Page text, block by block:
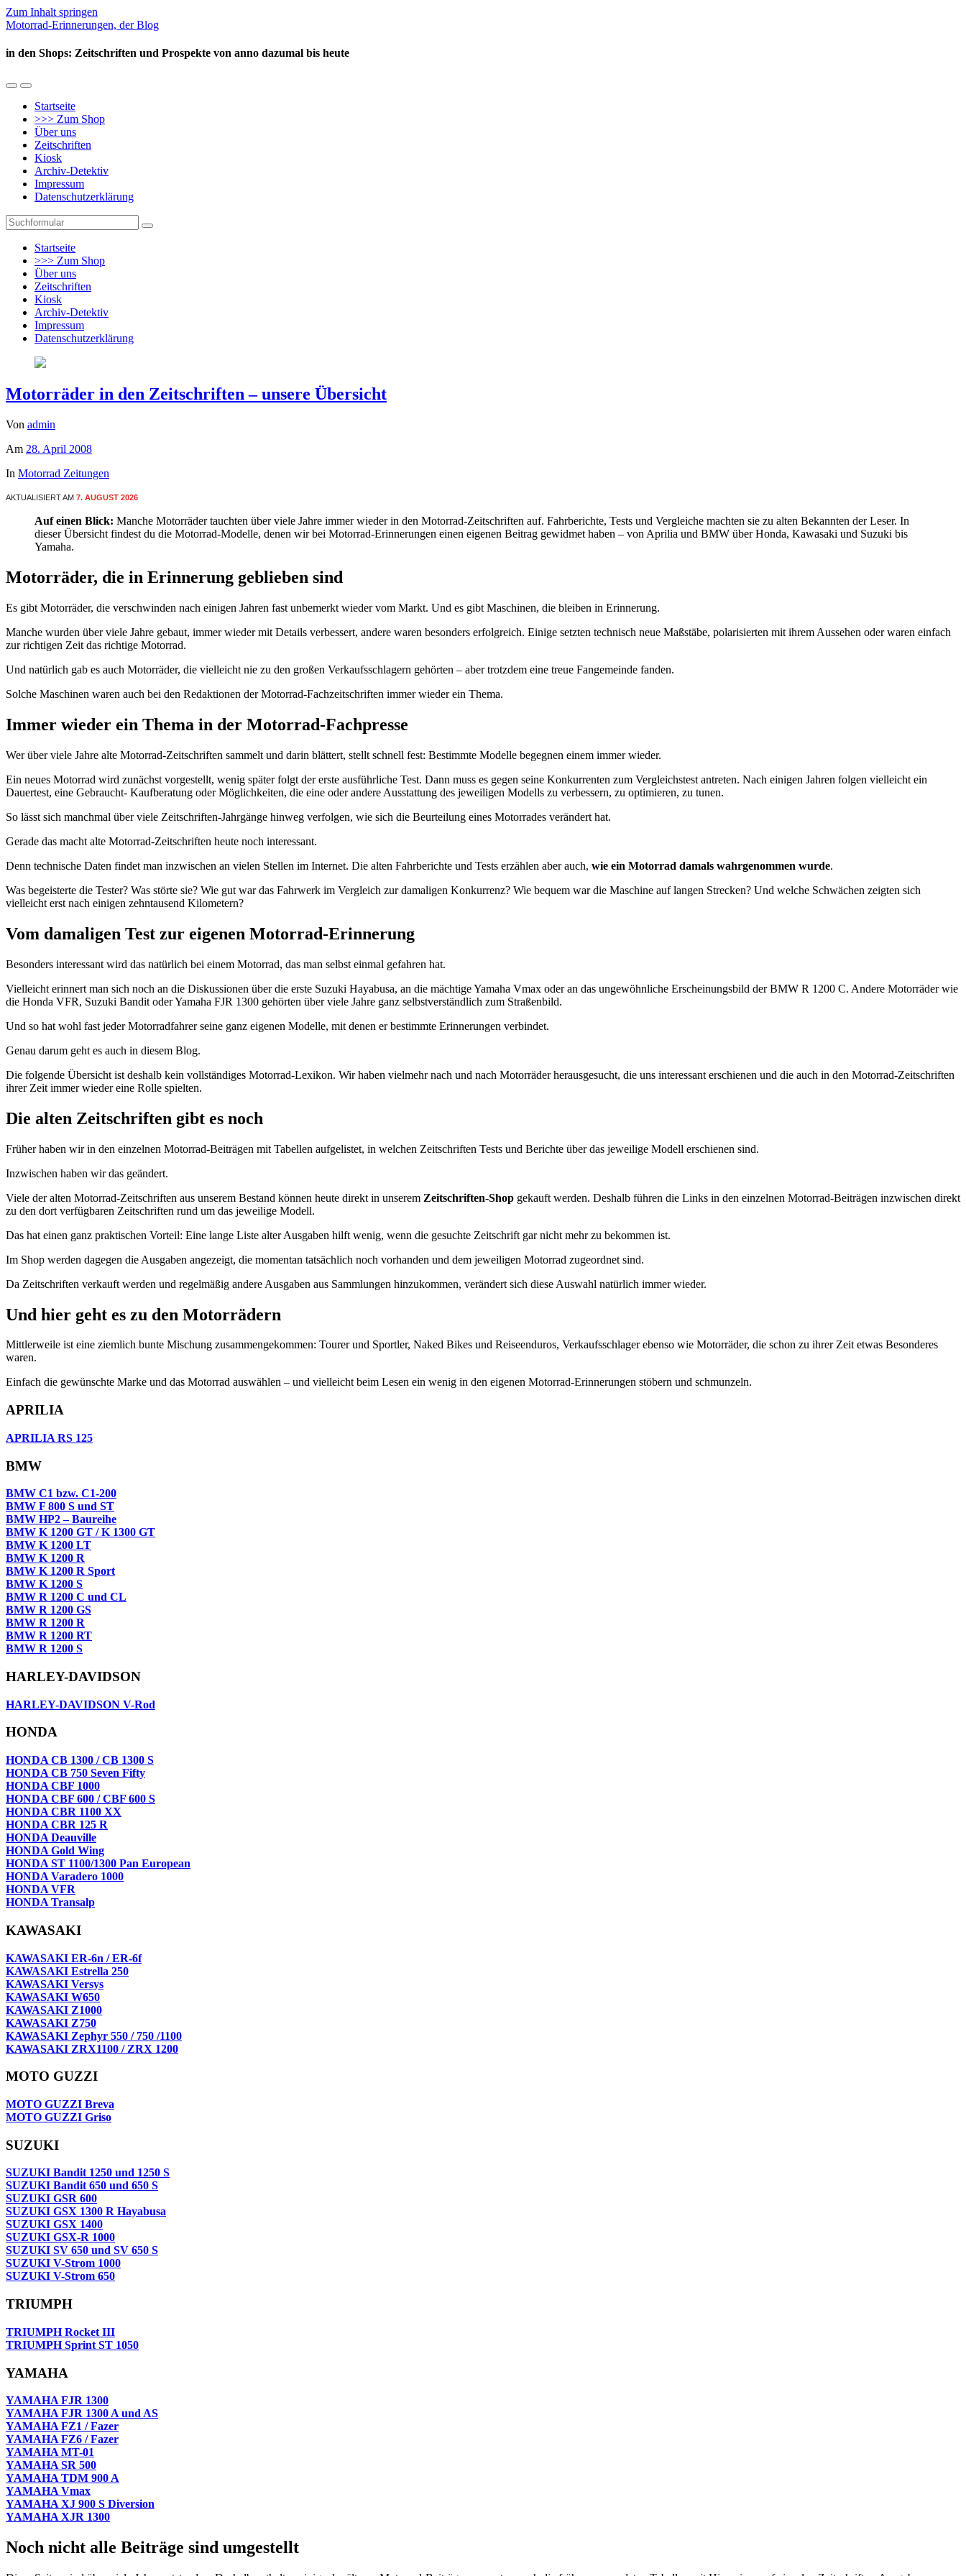
Zum Inhalt springen
Motorrad-Erinnerungen, der Blog
in den Shops: Zeitschriften und Prospekte von anno dazumal bis heute
Mobil-
umschalten
Suchfeld
umschalten
Startseite
>>> Zum Shop
Über uns
Zeitschriften
Kiosk
Archiv-Detektiv
Impressum
Datenschutzerklärung
Suchen
Startseite
>>> Zum Shop
Über uns
Zeitschriften
Kiosk
Archiv-Detektiv
Impressum
Datenschutzerklärung
Motorräder in den Zeitschriften – unsere Übersicht
Von admin
Am 28. April 2008
In Motorrad Zeitungen
AKTUALISIERT AM 7. AUGUST 2026
Auf einen Blick: Manche Motorräder tauchten über viele Jahre immer wieder in den Motorrad-Zeitschriften auf. Fahrberichte, Tests und Vergleiche machten sie zu alten Bekannten der Leser. In
dieser Übersicht findest du die Motorrad-Modelle, denen wir bei Motorrad-Erinnerungen einen eigenen Beitrag gewidmet haben – von Aprilia und BMW über Honda, Kawasaki und Suzuki bis
Yamaha.
Motorräder, die in Erinnerung geblieben sind
Es gibt Motorräder, die verschwinden nach einigen Jahren fast unbemerkt wieder vom Markt. Und es gibt Maschinen, die bleiben in Erinnerung.
Manche wurden über viele Jahre gebaut, immer wieder mit Details verbessert, andere waren besonders erfolgreich. Einige setzten technisch neue Maßstäbe, polarisierten mit ihrem Aussehen oder waren einfach
zur richtigen Zeit das richtige Motorrad.
Und natürlich gab es auch Motorräder, die vielleicht nie zu den großen Verkaufsschlagern gehörten – aber trotzdem eine treue Fangemeinde fanden.
Solche Maschinen waren auch bei den Redaktionen der Motorrad-Fachzeitschriften immer wieder ein Thema.
Immer wieder ein Thema in der Motorrad-Fachpresse
Wer über viele Jahre alte Motorrad-Zeitschriften sammelt und darin blättert, stellt schnell fest: Bestimmte Modelle begegnen einem immer wieder.
Ein neues Motorrad wird zunächst vorgestellt, wenig später folgt der erste ausführliche Test. Dann muss es gegen seine Konkurrenten zum Vergleichstest antreten. Nach einigen Jahren folgen vielleicht ein
Dauertest, eine Gebraucht- Kaufberatung oder Möglichkeiten, die eine oder andere Ausstattung des jeweiligen Modells zu verbessern, zu optimieren, zu tunen.
So lässt sich manchmal über viele Zeitschriften-Jahrgänge hinweg verfolgen, wie sich die Beurteilung eines Motorrades verändert hat.
Gerade das macht alte Motorrad-Zeitschriften heute noch interessant.
Denn technische Daten findet man inzwischen an vielen Stellen im Internet. Die alten Fahrberichte und Tests erzählen aber auch, wie ein Motorrad damals wahrgenommen wurde.
Was begeisterte die Tester? Was störte sie? Wie gut war das Fahrwerk im Vergleich zur damaligen Konkurrenz? Wie bequem war die Maschine auf langen Strecken? Und welche Schwächen zeigten sich
vielleicht erst nach einigen zehntausend Kilometern?
Vom damaligen Test zur eigenen Motorrad-Erinnerung
Besonders interessant wird das natürlich bei einem Motorrad, das man selbst einmal gefahren hat.
Vielleicht erinnert man sich noch an die Diskussionen über die erste Suzuki Hayabusa, an die mächtige Yamaha Vmax oder an das ungewöhnliche Erscheinungsbild der BMW R 1200 C. Andere Motorräder wie
die Honda VFR, Suzuki Bandit oder Yamaha FJR 1300 gehörten über viele Jahre ganz selbstverständlich zum Straßenbild.
Und so hat wohl fast jeder Motorradfahrer seine ganz eigenen Modelle, mit denen er bestimmte Erinnerungen verbindet.
Genau darum geht es auch in diesem Blog.
Die folgende Übersicht ist deshalb kein vollständiges Motorrad-Lexikon. Wir haben vielmehr nach und nach Motorräder herausgesucht, die uns interessant erschienen und die auch in den Motorrad-Zeitschriften
ihrer Zeit immer wieder eine Rolle spielten.
Die alten Zeitschriften gibt es noch
Früher haben wir in den einzelnen Motorrad-Beiträgen mit Tabellen aufgelistet, in welchen Zeitschriften Tests und Berichte über das jeweilige Modell erschienen sind.
Inzwischen haben wir das geändert.
Viele der alten Motorrad-Zeitschriften aus unserem Bestand können heute direkt in unserem Zeitschriften-Shop gekauft werden. Deshalb führen die Links in den einzelnen Motorrad-Beiträgen inzwischen direkt
zu den dort verfügbaren Zeitschriften rund um das jeweilige Modell.
Das hat einen ganz praktischen Vorteil: Eine lange Liste alter Ausgaben hilft wenig, wenn die gesuchte Zeitschrift gar nicht mehr zu bekommen ist.
Im Shop werden dagegen die Ausgaben angezeigt, die momentan tatsächlich noch vorhanden und dem jeweiligen Motorrad zugeordnet sind.
Da Zeitschriften verkauft werden und regelmäßig andere Ausgaben aus Sammlungen hinzukommen, verändert sich diese Auswahl natürlich immer wieder.
Und hier geht es zu den Motorrädern
Mittlerweile ist eine ziemlich bunte Mischung zusammengekommen: Tourer und Sportler, Naked Bikes und Reiseenduros, Verkaufsschlager ebenso wie Motorräder, die schon zu ihrer Zeit etwas Besonderes
waren.
Einfach die gewünschte Marke und das Motorrad auswählen – und vielleicht beim Lesen ein wenig in den eigenen Motorrad-Erinnerungen stöbern und schmunzeln.
APRILIA
APRILIA RS 125
BMW
BMW C1 bzw. C1-200
BMW F 800 S und ST
BMW HP2 – Baureihe
BMW K 1200 GT / K 1300 GT
BMW K 1200 LT
BMW K 1200 R
BMW K 1200 R Sport
BMW K 1200 S
BMW R 1200 C und CL
BMW R 1200 GS
BMW R 1200 R
BMW R 1200 RT
BMW R 1200 S
HARLEY-DAVIDSON
HARLEY-DAVIDSON V-Rod
HONDA
HONDA CB 1300 / CB 1300 S
HONDA CB 750 Seven Fifty
HONDA CBF 1000
HONDA CBF 600 / CBF 600 S
HONDA CBR 1100 XX
HONDA CBR 125 R
HONDA Deauville
HONDA Gold Wing
HONDA ST 1100/1300 Pan European
HONDA Varadero 1000
HONDA VFR
HONDA Transalp
KAWASAKI
KAWASAKI ER-6n / ER-6f
KAWASAKI Estrella 250
KAWASAKI Versys
KAWASAKI W650
KAWASAKI Z1000
KAWASAKI Z750
KAWASAKI Zephyr 550 / 750 /1100
KAWASAKI ZRX1100 / ZRX 1200
MOTO GUZZI
MOTO GUZZI Breva
MOTO GUZZI Griso
SUZUKI
SUZUKI Bandit 1250 und 1250 S
SUZUKI Bandit 650 und 650 S
SUZUKI GSR 600
SUZUKI GSX 1300 R Hayabusa
SUZUKI GSX 1400
SUZUKI GSX-R 1000
SUZUKI SV 650 und SV 650 S
SUZUKI V-Strom 1000
SUZUKI V-Strom 650
TRIUMPH
TRIUMPH Rocket III
TRIUMPH Sprint ST 1050
YAMAHA
YAMAHA FJR 1300
YAMAHA FJR 1300 A und AS
YAMAHA FZ1 / Fazer
YAMAHA FZ6 / Fazer
YAMAHA MT-01
YAMAHA SR 500
YAMAHA TDM 900 A
YAMAHA Vmax
YAMAHA XJ 900 S Diversion
YAMAHA XJR 1300
Noch nicht alle Beiträge sind umgestellt